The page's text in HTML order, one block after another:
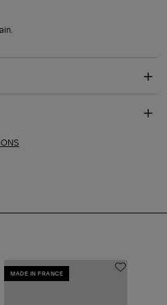
MADE IN FRANCE